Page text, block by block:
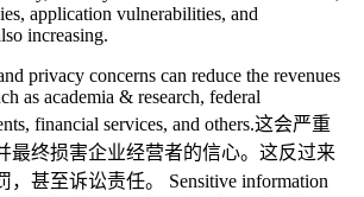
application vulnerabilities, and
increasing.
privacy concerns can reduce the revenues
as academia & research, federal
financial services, and others.这会严重
最终损害企业经营者的信心。这反过来
甚至诉讼责任。 Sensitive information